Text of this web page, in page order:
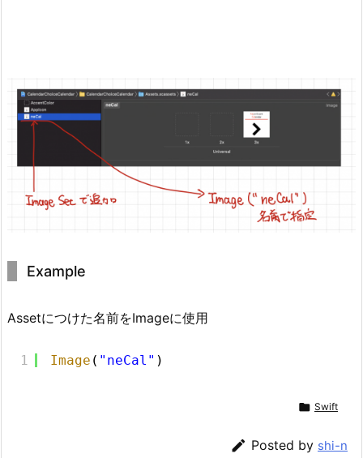
Example
Assetにつけた名前をImageに使用
1 Image ( "neCal" )
 Swift
 Posted by shi-n